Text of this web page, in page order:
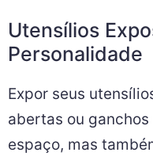
Utensílios
Personalidade
Expor seus
abertas ou
espaço, mas